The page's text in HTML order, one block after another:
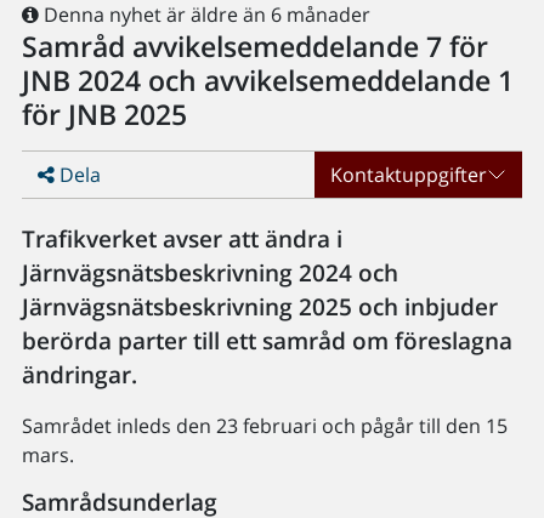
Denna nyhet är äldre än 6 månader
Samråd avvikelsemeddelande 7 för
JNB 2024 och avvikelsemeddelande 1
för JNB 2025
Dela Kontaktuppgifter
Trafikverket avser att ändra i
Järnvägsnätsbeskrivning 2024 och
Järnvägsnätsbeskrivning 2025 och inbjuder
berörda parter till ett samråd om föreslagna
ändringar.
Samrådet inleds den 23 februari och pågår till den 15
mars.
Samrådsunderlag